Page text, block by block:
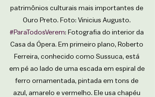
patrimônios culturais mais importantes de
Ouro Preto. Foto: Vinicius Augusto.
#ParaTodosVerem: Fotografia do interior da
Casa da Ópera. Em primeiro plano, Roberto
Ferreira, conhecido como Sussuca, está
em pé ao lado de uma escada em espiral de
ferro ornamentada, pintada em tons de
azul, amarelo e vermelho. Ele usa chapéu